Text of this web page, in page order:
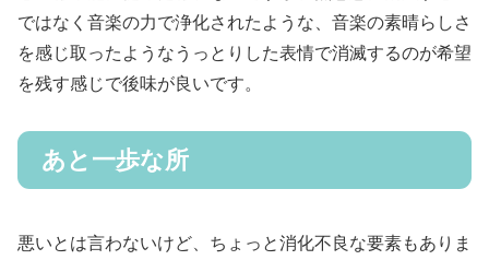
ではなく音楽の力で浄化されたような、音楽の素晴らしさ
を感じ取ったようなうっとりした表情で消滅するのが希望
を残す感じで後味が良いです。
あと一歩な所
悪いとは言わないけど、ちょっと消化不良な要素もありま